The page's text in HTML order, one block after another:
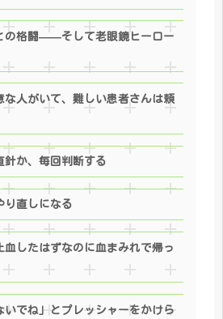
格闘——そして老眼鏡ヒーロー
人がいて、難しい患者さんは頼
か、毎回判断する
直しになる
したはずなのに血まみれで帰っ
でね」とプレッシャーをかけら